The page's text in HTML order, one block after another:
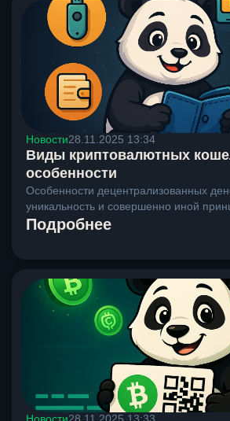
Новости28.11.2025 13:34
Виды криптовалютных
особенности
Особенности децентрализованных
уникальность и совершенно иной
Подробнее